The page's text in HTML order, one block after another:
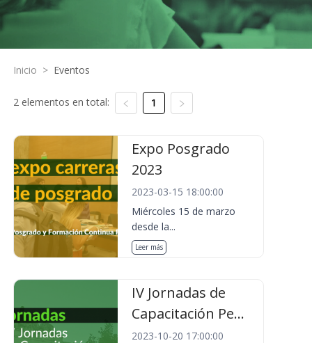
Inicio > Eventos
2 elementos en total: 1
Expo Posgrado
2023
2023-03-15 18:00:00
Miércoles 15 de marzo
desde la...
Leer más
IV Jornadas de
Capacitación Pe...
2023-10-20 17:00:00